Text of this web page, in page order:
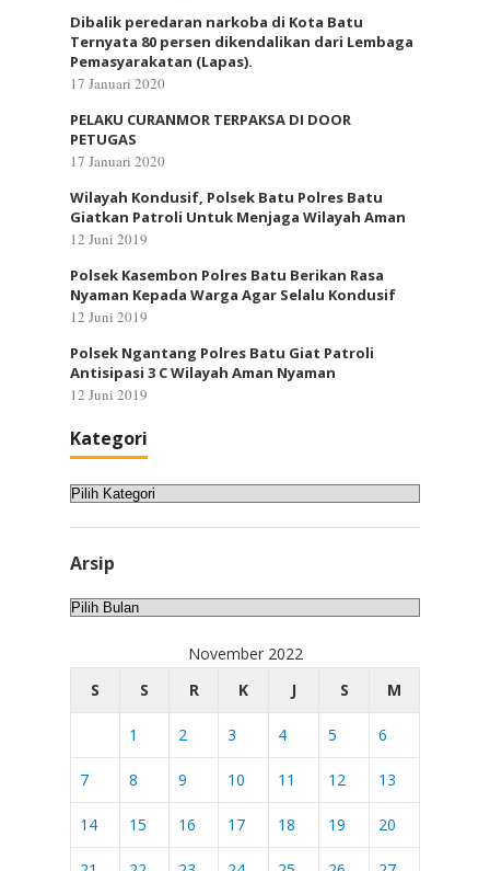
Dibalik peredaran narkoba di Kota Batu
Ternyata 80 persen dikendalikan dari Lembaga
Pemasyarakatan (Lapas).
17 Januari 2020
PELAKU CURANMOR TERPAKSA DI DOOR
PETUGAS
17 Januari 2020
Wilayah Kondusif, Polsek Batu Polres Batu
Giatkan Patroli Untuk Menjaga Wilayah Aman
12 Juni 2019
Polsek Kasembon Polres Batu Berikan Rasa
Nyaman Kepada Warga Agar Selalu Kondusif
12 Juni 2019
Polsek Ngantang Polres Batu Giat Patroli
Antisipasi 3 C Wilayah Aman Nyaman
12 Juni 2019
Kategori
Kategori
Arsip
Arsip
November 2022
S
S R K J S M
1 2 3 4 5 6
7 8 9 10 11 12 13
14 15 16 17 18 19 20